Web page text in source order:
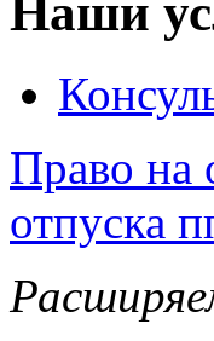
Наши
Право на
отпуска